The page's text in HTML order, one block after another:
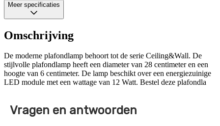
Meer specificaties
Omschrijving
De moderne plafondlamp behoort tot de serie Ceiling&Wall. De
stijlvolle plafondlamp heeft een diameter van 28 centimeter en een
hoogte van 6 centimeter. De lamp beschikt over een energiezuinige
LED module met een wattage van 12 Watt. Bestel deze plafondla
Vragen en antwoorden